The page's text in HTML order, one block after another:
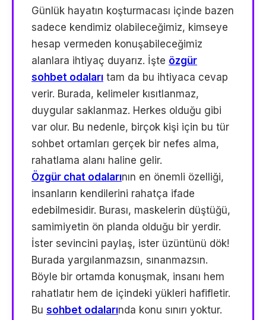
Günlük hayatın koşturmacası içinde bazen
sadece kendimiz olabileceğimiz, kimseye
hesap vermeden konuşabileceğimiz
alanlara ihtiyaç duyarız. İşte özgür
sohbet odaları tam da bu ihtiyaca cevap
verir. Burada, kelimeler kısıtlanmaz,
duygular saklanmaz. Herkes olduğu gibi
var olur. Bu nedenle, birçok kişi için bu tür
sohbet ortamları gerçek bir nefes alma,
rahatlama alanı haline gelir.
Özgür chat odalarının en önemli özelliği,
insanların kendilerini rahatça ifade
edebilmesidir. Burası, maskelerin düştüğü,
samimiyetin ön planda olduğu bir yerdir.
İster sevincini paylaş, ister üzüntünü dök!
Burada yargılanmazsın, sınanmazsın.
Böyle bir ortamda konuşmak, insanı hem
rahatlatır hem de içindeki yükleri hafifletir.
Bu sohbet odalarında konu sınırı yoktur.